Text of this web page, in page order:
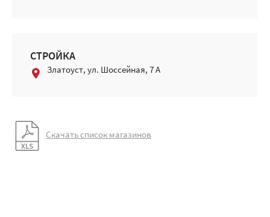
СТРОЙКА
Златоуст, ул. Шоссейная, 7 А
Скачать список магазинов